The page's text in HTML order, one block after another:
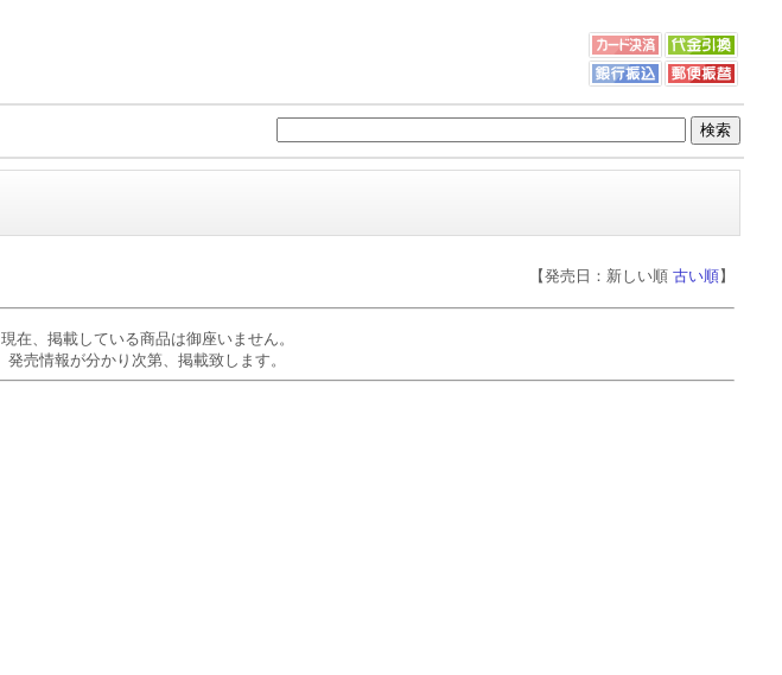
【発売日：新しい順 古い順】
現在、掲載している商品は御座いません。
発売情報が分かり次第、掲載致します。